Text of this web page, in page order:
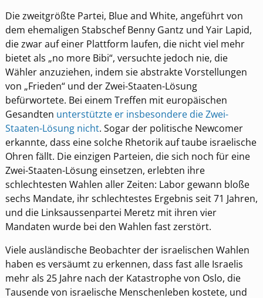
Die zweitgrößte Partei, Blue and White, angeführt von
dem ehemaligen Stabschef Benny Gantz und Yair Lapid,
die zwar auf einer Plattform laufen, die nicht viel mehr
bietet als „no more Bibi“, versuchte jedoch nie, die
Wähler anzuziehen, indem sie abstrakte Vorstellungen
von „Frieden“ und der Zwei-Staaten-Lösung
befürwortete. Bei einem Treffen mit europäischen
Gesandten unterstützte er insbesondere die Zwei-
Staaten-Lösung nicht. Sogar der politische Newcomer
erkannte, dass eine solche Rhetorik auf taube israelische
Ohren fällt. Die einzigen Parteien, die sich noch für eine
Zwei-Staaten-Lösung einsetzen, erlebten ihre
schlechtesten Wahlen aller Zeiten: Labor gewann bloße
sechs Mandate, ihr schlechtestes Ergebnis seit 71 Jahren,
und die Linksaussenpartei Meretz mit ihren vier
Mandaten wurde bei den Wahlen fast zerstört.
Viele ausländische Beobachter der israelischen Wahlen
haben es versäumt zu erkennen, dass fast alle Israelis
mehr als 25 Jahre nach der Katastrophe von Oslo, die
Tausende von israelische Menschenleben kostete, und